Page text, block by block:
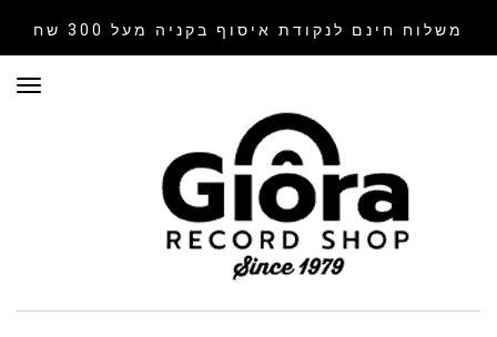
משלוח חינם לנקודת איסוף בקניה מעל 300 שח